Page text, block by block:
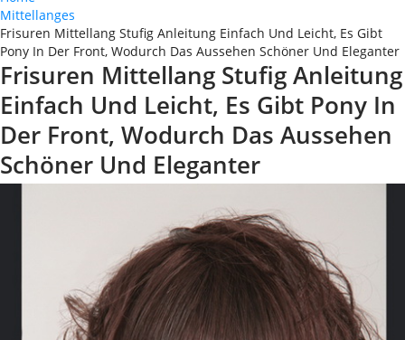
Mittellanges
Frisuren Mittellang Stufig Anleitung Einfach Und Leicht, Es Gibt
Pony In Der Front, Wodurch Das Aussehen Schöner Und Eleganter
Frisuren Mittellang Stufig Anleitung
Einfach Und Leicht, Es Gibt Pony In
Der Front, Wodurch Das Aussehen
Schöner Und Eleganter